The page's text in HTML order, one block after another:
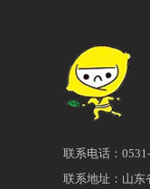
联系电话：
联系地址：山东